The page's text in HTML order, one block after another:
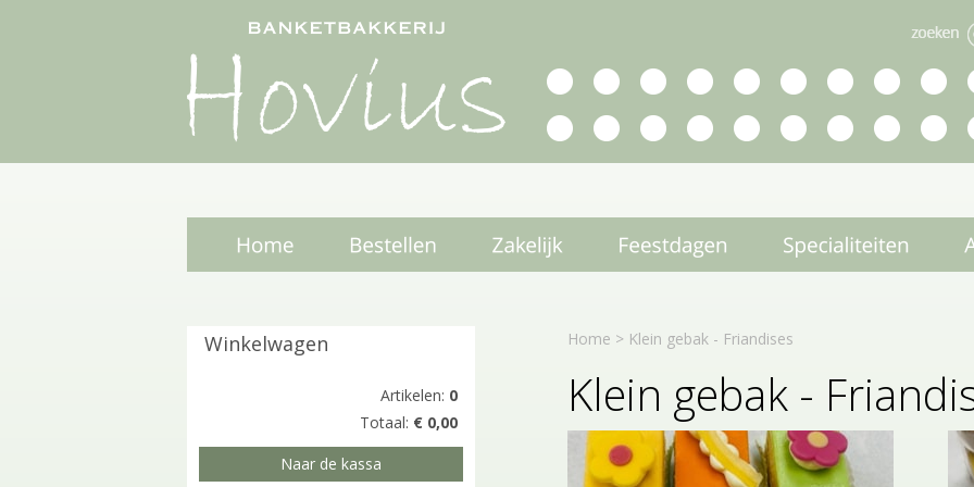
Home > Klein gebak - Friandises
Klein gebak -
Winkelwagen
Artikelen: 0
Totaal: € 0,00
Naar de kassa